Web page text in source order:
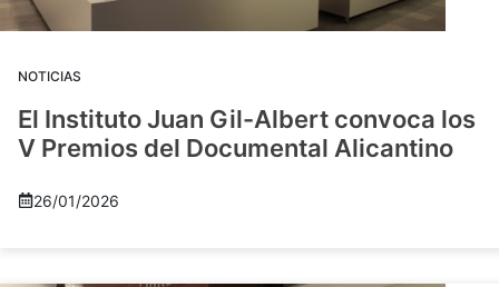
NOTICIAS
El Instituto Juan Gil-Albert convoca los
V Premios del Documental Alicantino
26/01/2026